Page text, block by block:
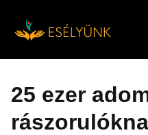
tartalomra
25 ezer